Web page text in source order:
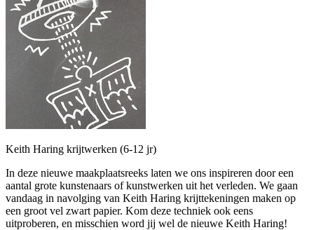
Keith Haring krijtwerken (6-12 jr)
In deze nieuwe maakplaatsreeks laten we ons inspireren door een
aantal grote kunstenaars of kunstwerken uit het verleden. We gaan
vandaag in navolging van Keith Haring krijttekeningen maken op
een groot vel zwart papier. Kom deze techniek ook eens
uitproberen, en misschien word jij wel de nieuwe Keith Haring!